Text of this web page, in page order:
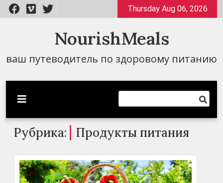
Перейти
к
Thursday Aug 06, 2026
NourishMeals
ваш путеводитель по здоровому питанию
Рубрика: Продукты питания